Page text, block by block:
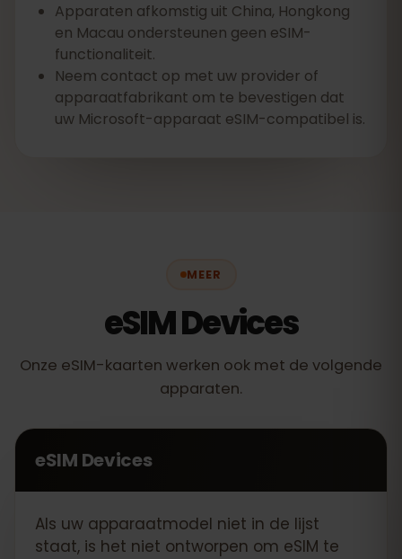
Apparaten afkomstig uit China, Hongkong
en Macau ondersteunen geen eSIM-
functionaliteit.
Neem contact op met uw provider of
apparaatfabrikant om te bevestigen dat
uw Microsoft-apparaat eSIM-compatibel is.
MEER
eSIM Devices
Onze eSIM-kaarten werken ook met de volgende
apparaten.
eSIM Devices
Als uw apparaatmodel niet in de lijst
staat, is het niet ontworpen om eSIM te